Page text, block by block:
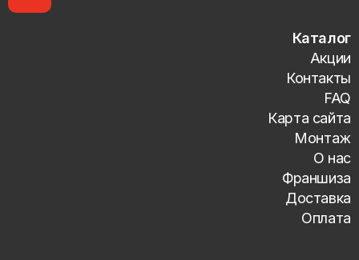
Каталог
Акции
Контакты
FAQ
Карта сайта
Монтаж
О нас
Франшиза
Доставка
Оплата